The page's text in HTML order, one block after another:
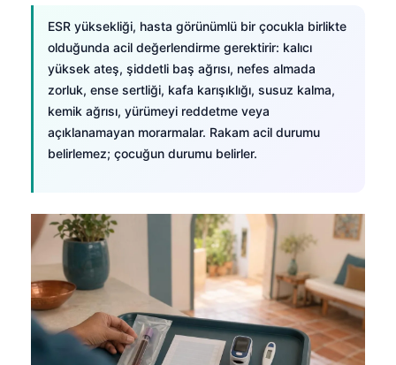
ESR yüksekliği, hasta görünümlü bir çocukla birlikte
olduğunda acil değerlendirme gerektirir: kalıcı
yüksek ateş, şiddetli baş ağrısı, nefes almada
zorluk, ense sertliği, kafa karışıklığı, susuz kalma,
kemik ağrısı, yürümeyi reddetme veya
açıklanamayan morarmalar. Rakam acil durumu
belirlemez; çocuğun durumu belirler.
Español
Português
Ελληνικά
Română
简体中文
Dansk
Nederlands
हिन्दी
Bahasa Indonesia
Հայերեն